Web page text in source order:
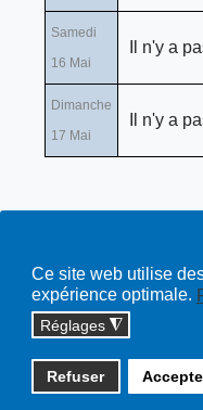
Ce site web utilise
expérience optimale.
Réglages ◮
Refuser
Samedi
16 Mai
Il n'y a
Dimanche
17 Mai
Il n'y a
Copyright © 2026
solutions informatiques